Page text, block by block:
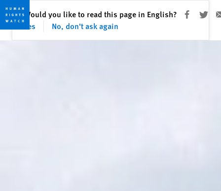
Would you like to read this page in English?
Yes
No, don't ask again
✕Fermer Share this
Share